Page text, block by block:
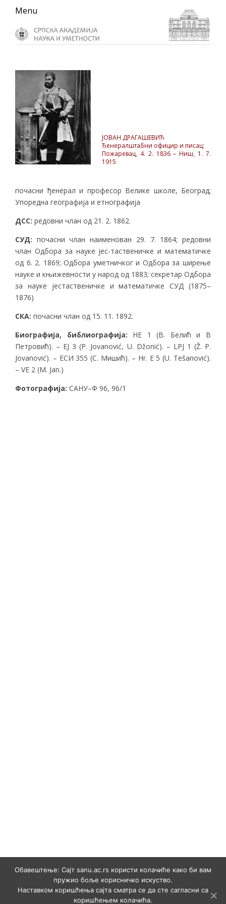
Skip
primary
navigation
Skip
main
content
Skip
primary
sidebar
Menu
ЈОВАН ДРАГАШЕВИЋ
Ђенералштабни официр и писац;
Пожаревац, 4. 2. 1836 – Ниш, 1. 7.
1915
почасни ђенерал и професор Велике школе, Београд;
Упоредна географија и етнографија
ДСС: редовни члан од 21. 2. 1862.
СУД: почасни члан наименован 29. 7. 1864; редовни
члан Одбора за науке jec-таственичке и математичке
од 6. 2. 1869; Одбора уметничког и Одбора за ширење
науке и књижевности у народ од 1883; секретар Одбора
за науке јестаственичке и математичке СУД (1875–
1876)
СКА: почасни члан од 15. 11. 1892.
Биографија, библиографија: НЕ 1 (В. Белић и В
Петровић). – EJ 3 (Р. Jovanović, U. Džonić). – LPJ 1 (Ž. P.
Jovanović). – ЕСИ 355 (С. Мишић). – Hr. E 5 (U. Tešanović).
– VE 2 (M. Jan.)
Фотографија: САНУ–Ф 96, 96/1
Обавештење: Сајт sanu.ac.rs користи колачиће како би вам
пружио боље корисничко искуство.
Наставком коришћења сајта сматра се да сте сагласни са
коришћењем колачића.